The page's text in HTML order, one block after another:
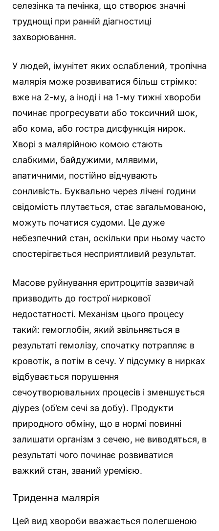
селезінка та печінка, що створює значні
труднощі при ранній діагностиці
захворювання.
У людей, імунітет яких ослаблений, тропічна
малярія може розвиватися більш стрімко:
вже на 2-му, а іноді і на 1-му тижні хвороби
починає прогресувати або токсичний шок,
або кома, або гостра дисфункція нирок.
Хворі з малярійною комою стають
слабкими, байдужими, млявими,
апатичними, постійно відчувають
сонливість. Буквально через лічені години
свідомість плутається, стає загальмованою,
можуть початися судоми. Це дуже
небезпечний стан, оскільки при ньому часто
спостерігається несприятливий результат.
Масове руйнування еритроцитів зазвичай
призводить до гострої ниркової
недостатності. Механізм цього процесу
такий: гемоглобін, який звільняється в
результаті гемолізу, спочатку потрапляє в
кровотік, а потім в сечу. У підсумку в нирках
відбувається порушення
сечоутворювальних процесів і зменшується
діурез (об’єм сечі за добу). Продукти
природного обміну, що в нормі повинні
залишати організм з сечею, не виводяться, в
результаті чого починає розвиватися
важкий стан, званий уремією.
Триденна малярія
Цей вид хвороби вважається полегшеною